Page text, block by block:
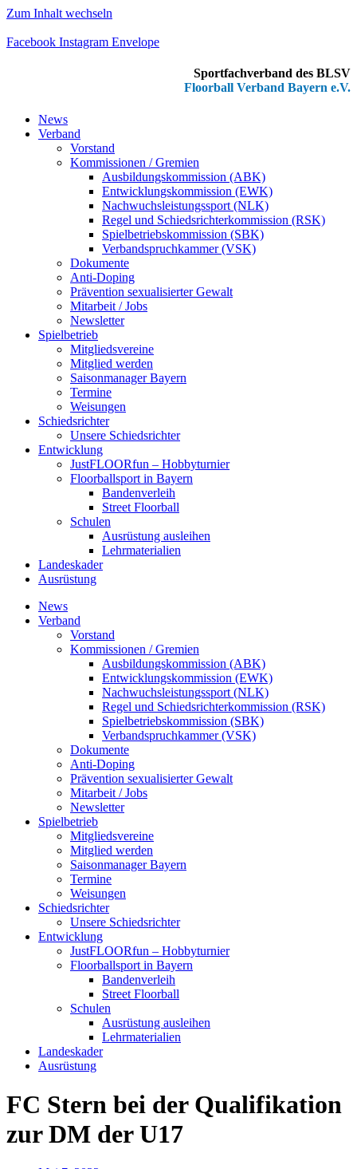
Zum Inhalt wechseln
Facebook Instagram Envelope
Sportfachverband des BLSV
Floorball Verband Bayern e.V.
News
Verband
Vorstand
Kommissionen / Gremien
Ausbildungskommission (ABK)
Entwicklungskommission (EWK)
Nachwuchsleistungssport (NLK)
Regel und Schiedsrichterkommission (RSK)
Spielbetriebskommission (SBK)
Verbandspruchkammer (VSK)
Dokumente
Anti-Doping
Prävention sexualisierter Gewalt
Mitarbeit / Jobs
Newsletter
Spielbetrieb
Mitgliedsvereine
Mitglied werden
Saisonmanager Bayern
Termine
Weisungen
Schiedsrichter
Unsere Schiedsrichter
Entwicklung
JustFLOORfun – Hobbyturnier
Floorballsport in Bayern
Bandenverleih
Street Floorball
Schulen
Ausrüstung ausleihen
Lehrmaterialien
Landeskader
Ausrüstung
News
Verband
Vorstand
Kommissionen / Gremien
Ausbildungskommission (ABK)
Entwicklungskommission (EWK)
Nachwuchsleistungssport (NLK)
Regel und Schiedsrichterkommission (RSK)
Spielbetriebskommission (SBK)
Verbandspruchkammer (VSK)
Dokumente
Anti-Doping
Prävention sexualisierter Gewalt
Mitarbeit / Jobs
Newsletter
Spielbetrieb
Mitgliedsvereine
Mitglied werden
Saisonmanager Bayern
Termine
Weisungen
Schiedsrichter
Unsere Schiedsrichter
Entwicklung
JustFLOORfun – Hobbyturnier
Floorballsport in Bayern
Bandenverleih
Street Floorball
Schulen
Ausrüstung ausleihen
Lehrmaterialien
Landeskader
Ausrüstung
FC Stern bei der Qualifikation
zur DM der U17